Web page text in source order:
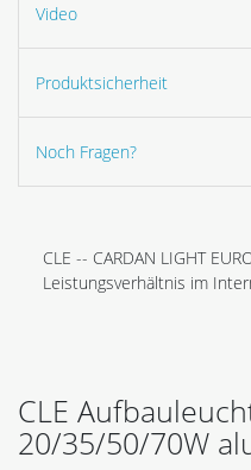
Video
Produktsicherheit
Noch Fragen?
CLE -- CARDAN LIGHT
Leistungsverhältnis im
CLE
20/35/50/70W